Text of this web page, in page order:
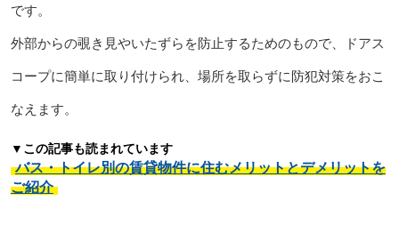
です。
外部からの覗き見やいたずらを防止するためのもので、ドアス
コープに簡単に取り付けられ、場所を取らずに防犯対策をおこ
なえます。
▼この記事も読まれています
バス・トイレ別の賃貸物件に住むメリットとデメリットを
ご紹介